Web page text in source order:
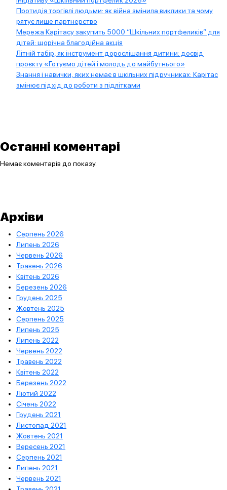
Протидія торгівлі людьми: як війна змінила виклики та чому
рятує лише партнерство
Мережа Карітасу закупить 5000 “Шкільних портфеликів” для
дітей: щорічна благодійна акція
Літній табір, як інструмент дорослішання дитини: досвід
проєкту «Готуємо дітей і молодь до майбутнього»
Знання і навички, яких немає в шкільних підручниках: Карітас
змінює підхід до роботи з підлітками
Останні коментарі
Немає коментарів до показу.
Архіви
Серпень 2026
Липень 2026
Червень 2026
Травень 2026
Квітень 2026
Березень 2026
Грудень 2025
Жовтень 2025
Серпень 2025
Липень 2025
Липень 2022
Червень 2022
Травень 2022
Квітень 2022
Березень 2022
Лютий 2022
Січень 2022
Грудень 2021
Листопад 2021
Жовтень 2021
Вересень 2021
Серпень 2021
Липень 2021
Червень 2021